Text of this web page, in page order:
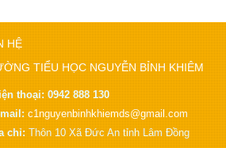
HỆ
TIỂU HỌC NGUYỄN BỈNH KHIÊM
thoại:0942 888 130
c1nguyenbinhkhiemds@gmail.com
chỉ:Thôn 10 Xã Đức An tỉnh Lâm Đồng